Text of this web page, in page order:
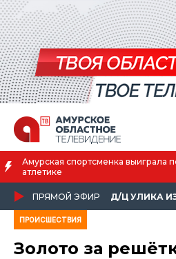
лёгкой
Благовещенск вошёл
ПРЯМОЙ ЭФИР Д/Ц УЛИКА
ПРОИСШЕСТВИЯ
Золото за